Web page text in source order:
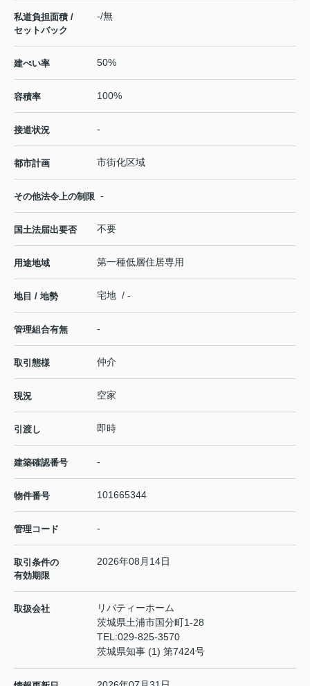
私道負担面積 /
セットバック
-/無
建ぺい率 50%
容積率 100%
接道状況 -
都市計画 市街化区域
その他法令上の制限 -
国土法届出要否 不要
用途地域 第一種低層住居専用
地目 / 地勢 宅地 / -
管理組合有無 -
取引態様 仲介
現況 空家
引渡し 即時
建築確認番号 -
物件番号 101665344
管理コード -
取引条件の
有効期限
2026年08月14日
取扱会社
リバティーホーム
茨城県土浦市国分町1-28
TEL:029-825-3570
茨城県知事 (1) 第7424号